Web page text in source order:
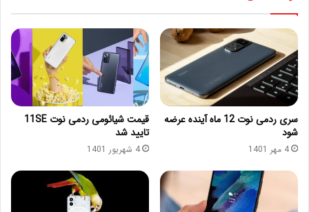
سری ردمی نوت 12 ماه آینده عرضه
شود
4 مهر 1401
قیمت شیائومی ردمی نوت 11SE
تایید شد
4 شهریور 1401